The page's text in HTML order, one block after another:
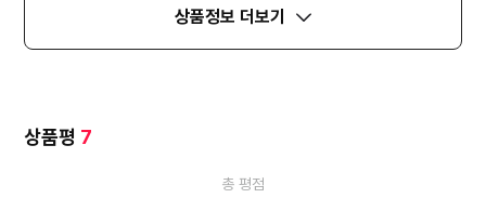
상품정보 더보기
상품평 7
총 평점